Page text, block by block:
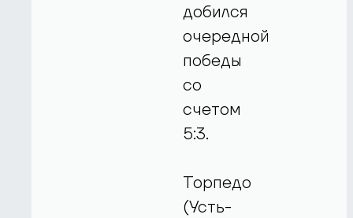
добился
очередной
победы
со
счетом
5:3.
Торпедо
(Усть-